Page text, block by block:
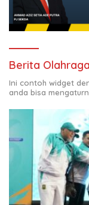
Berita Olahraga
Ini contoh widget
anda bisa